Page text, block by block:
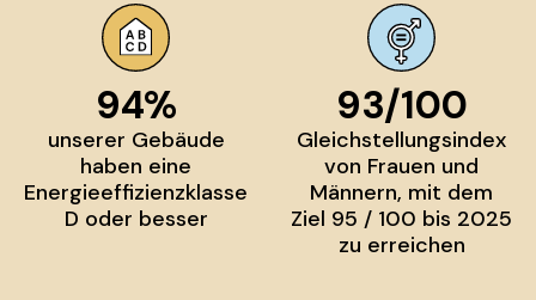
94%
unserer Gebäude
haben eine
Energieeffizienzklasse
D oder besser
93/100
Gleichstellungsindex
von Frauen und
Männern, mit dem
Ziel 95 / 100 bis 2025
zu erreichen